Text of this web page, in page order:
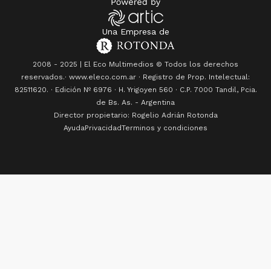
Una Empresa de
2008 - 2025 | El Eco Multimedios © Todos los derechos
reservados.· www.eleco.com.ar · Registro de Prop. Intelectual:
82511620. · Edición Nº 6976 · H. Yrigoyen 560 · C.P. 7000 Tandil, Pcia.
de Bs. As. - Argentina
Director propietario: Rogelio Adrián Rotonda
AyudaPrivacidadTerminos y condiciones